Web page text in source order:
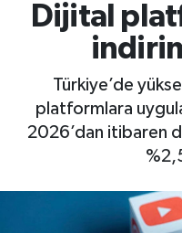
Dijital
Türkiye’de
platformlara
2026’dan itibaren